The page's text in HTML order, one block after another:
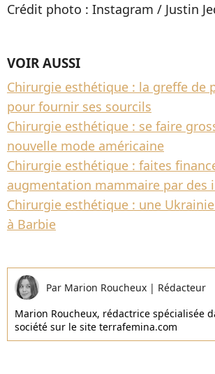
Crédit photo : Instagram / Justin
VOIR AUSSI
Chirurgie esthétique : la greffe de
pour fournir ses sourcils
Chirurgie esthétique : se faire
nouvelle mode américaine
Chirurgie esthétique : faites
augmentation mammaire par des
Chirurgie esthétique : une
à Barbie
Par Marion Roucheux | Rédacteur
Marion Roucheux, rédactrice spécialisée
société sur le site terrafemina.com